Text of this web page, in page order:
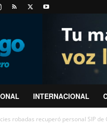
INTERNACIONAL
robadas recuperó personal SIP de